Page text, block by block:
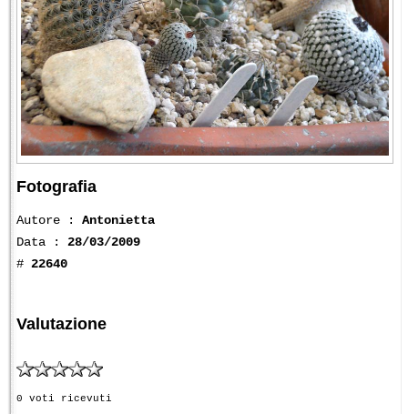
Fotografia
Autore : Antonietta
Data : 28/03/2009
# 22640
Valutazione
0 voti ricevuti